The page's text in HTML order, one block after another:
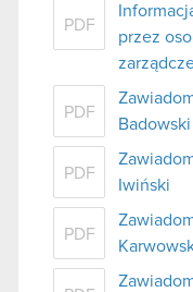
PDF
przez
PDF
Badowski
PDF
Iwiński
PDF